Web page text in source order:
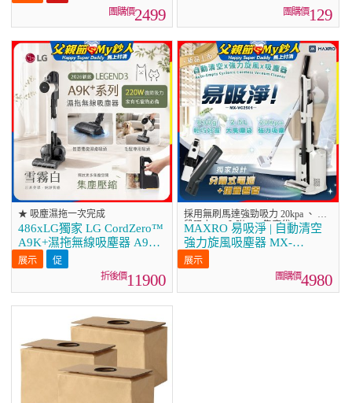
2499 129
★ 吸塵濕拖一次完成
486xLG獨家 LG CordZero™
A9K+濕拖無線吸塵器 A9K-
LEGEND3 (雪霧白)
11900
採用無刷馬達強勁吸力 20kpa 、 三
段吸力 、 內附2.5L集塵袋
MAXRO 易吸淨 | 自動清空
強力旋風吸塵器 MX-
VC2501
4980